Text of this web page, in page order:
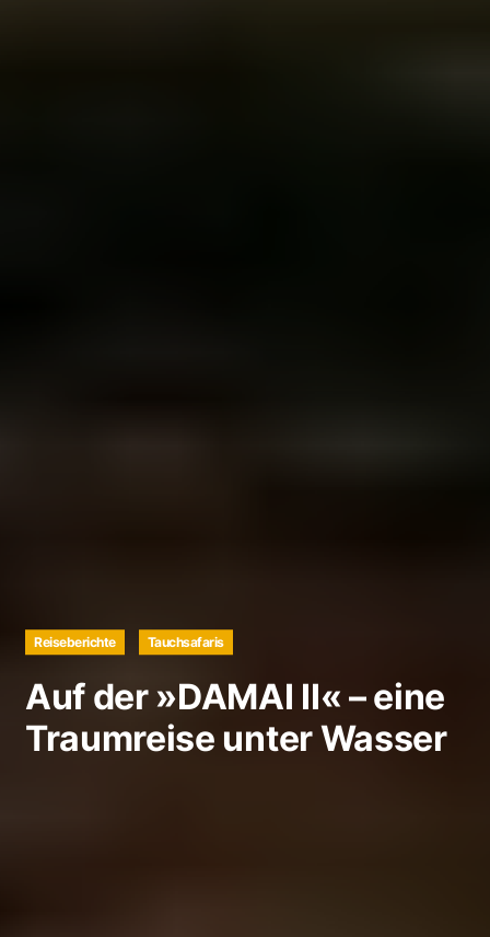
Reiseberichte Tauchsafaris
Auf der »DAMAI II« – eine
Traumreise unter Wasser